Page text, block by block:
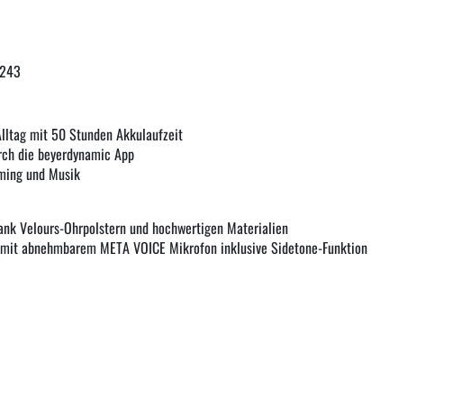
mit 50 Stunden Akkulaufzeit
die beyerdynamic App
und Musik
Velours-Ohrpolstern und hochwertigen Materialien
abnehmbarem META VOICE Mikrofon inklusive Sidetone-Funktion